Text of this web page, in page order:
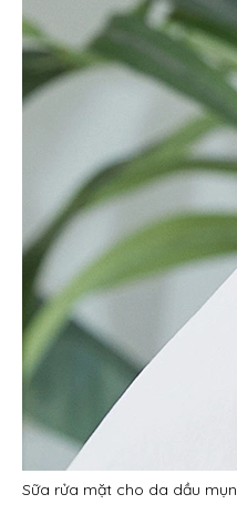
Sữa rửa mặt cho da dầu mụn